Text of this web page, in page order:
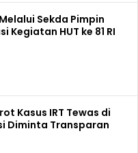
Sekda Pimpin
Kegiatan HUT ke 81 RI
Kasus IRT Tewas di
Diminta Transparan